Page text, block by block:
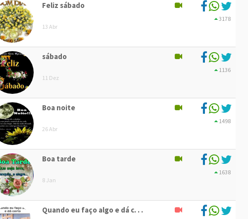
Feliz sábado
13 Abr
3178
sábado
11 Dez
1136
Boa noite
26 Abr
1498
Boa tarde
8 Jan
1638
Quando eu faço algo e dá c. . .